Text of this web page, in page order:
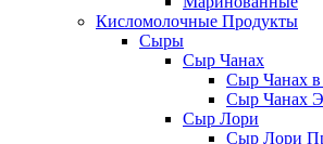
Кисломолочные Продукты
Сыры
Сыр Чанах
Сыр Чанах в
Сыр Чанах
Сыр Лори
Сыр Лори